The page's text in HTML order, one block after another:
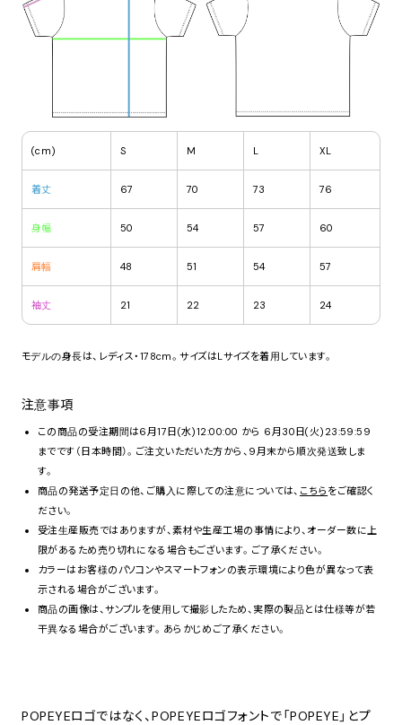
(cm) S M L XL
着丈 67 70 73 76
身幅 50 54 57 60
肩幅 48 51 54 57
袖丈 21 22 23 24
モデルの身長は、レディス・178cm。サイズはLサイズを着用しています。
注意事項
この商品の受注期間は6月17日(水)12:00:00 から 6月30日(火)23:59:59
までです（日本時間）。ご注文いただいた方から、9月末から順次発送致しま
す。
商品の発送予定日の他、ご購入に際しての注意については、 こちら をご確認く
ださい。
受注生産販売ではありますが、素材や生産工場の事情により、オーダー数に上
限があるため売り切れになる場合もございます。ご了承ください。
カラーはお客様のパソコンやスマートフォンの表示環境により色が異なって表
示される場合がございます。
商品の画像は、サンプルを使用して撮影したため、実際の製品とは仕様等が若
干異なる場合がございます。あらかじめご了承ください。
POPEYEロゴではなく、POPEYEロゴフォントで「POPEYE」とプ